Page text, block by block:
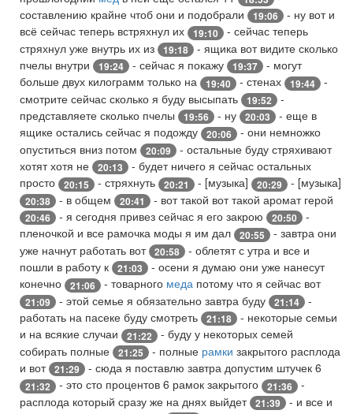
составлению крайне чтоб они и подобрали
19:06
- ну вот и
всё сейчас теперь встряхнул их
19:10
- сейчас теперь
стряхнул уже внутрь их из
19:18
- ящика вот видите сколько
пчелы внутри
19:24 - сейчас я покажу 19:37
- могут
больше двух килограмм только на
19:40 - стенах 19:44
-
смотрите сейчас сколько я буду высыпать
19:52
-
представляете сколько пчелы
19:56 - ну 20:03
- еще в
ящике остались сейчас я подожду
20:06
- они немножко
опуститься вниз потом
20:09
- остальные буду стряхивают
хотят хотя не
20:13
- будет ничего я сейчас остальных
просто
20:15 - стряхнуть 20:21 - [музыка] 20:29 - [музыка]
20:38 - в общем 20:41 - вот такой вот такой аромат герой
20:46 - я сегодня привез сейчас я его закрою 20:50
-
пленочкой и все рамочка моды я им дал
20:55
- завтра они
уже начнут работать вот 20:58
- облетят с утра и все и
пошли в работу к
21:03
- осени я думаю они уже нанесут
конечно
21:06 - товарного меда потому что я сейчас вот
21:09 - этой семье я обязательно завтра буду 21:14
-
работать на пасеке буду смотреть
21:18
- некоторые семьи
и на всякие случаи
21:22
- буду у некоторых семей
собирать полные
21:25 - полные рамки закрытого расплода
и вот 21:29 - сюда я поставлю завтра допустим штучек 6
21:32 - это сто процентов 6 рамок закрытого 21:36
-
расплода который сразу же на днях выйдет 21:39
- и все и